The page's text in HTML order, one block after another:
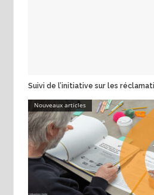
Suivi de l’initiative sur les
Nouveaux articles